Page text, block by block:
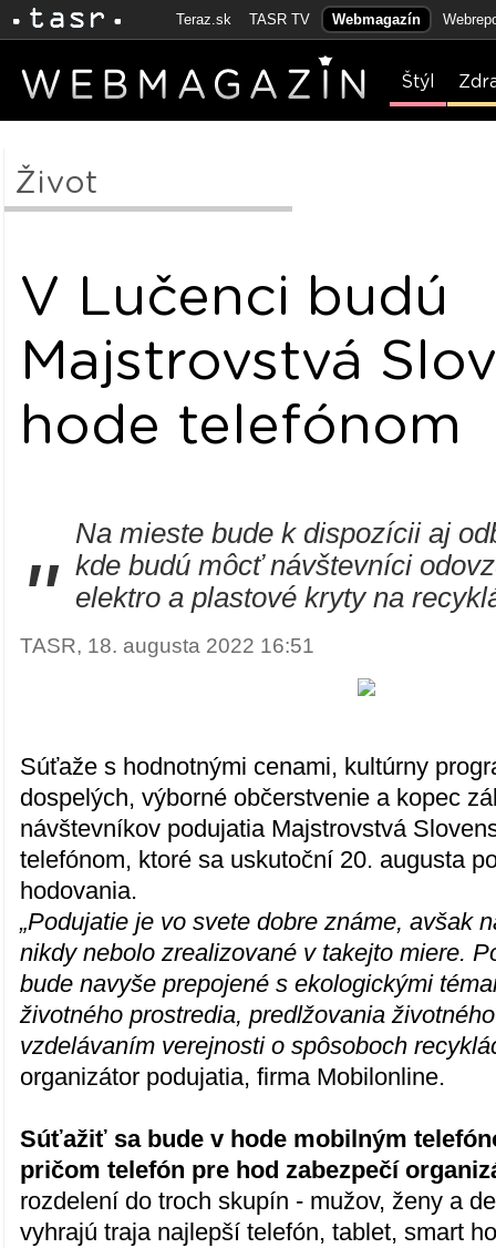
Teraz.sk TASR TV Webmagazín
Štýl
Život
V Lučenci budú
Majstrovstvá
hode telefónom
"
Na mieste bude k dispozícii aj
kde budú môcť návštevníci
elektro a plastové kryty na
TASR, 18. augusta 2022 16:51
Súťaže s hodnotnými cenami, kultúrny
dospelých, výborné občerstvenie a kopec
návštevníkov podujatia Majstrovstvá
telefónom, ktoré sa uskutoční 20. augusta
hodovania.
„Podujatie je vo svete dobre známe, avšak
nikdy nebolo zrealizované v takejto miere.
bude navyše prepojené s ekologickými
životného prostredia, predlžovania
vzdelávaním verejnosti o spôsoboch
organizátor podujatia, firma Mobilonline.
Súťažiť sa bude v hode mobilným
pričom telefón pre hod zabezpečí
rozdelení do troch skupín - mužov, ženy a
vyhrajú traja najlepší telefón, tablet, smart